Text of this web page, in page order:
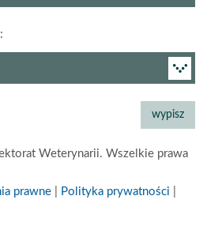
newslettera
Weterynarii. Wszelkie prawa
prawne Polityka prywatności